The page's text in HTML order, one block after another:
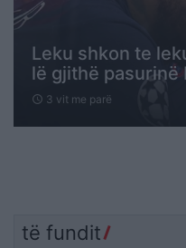
Leku shkon te
lë gjithë pasurinë
schedule 3 vit me parë
të fundit